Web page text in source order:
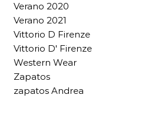
Verano 2020
Verano 2021
Vittorio D Firenze
Vittorio D' Firenze
Western Wear
Zapatos
zapatos Andrea